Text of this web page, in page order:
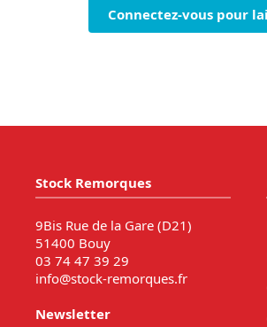
Connectez-vous pour
Stock Remorques
9Bis Rue de la Gare (D21)
51400 Bouy
03 74 47 39 29
info@stock-remorques.fr
Newsletter